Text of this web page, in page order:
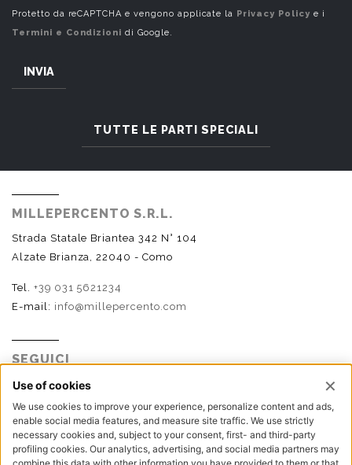
Protetto da reCAPTCHA e vengono applicate la Privacy Policy e i
Termini e Condizioni di Google.
INVIA
TUTTE LE PARTI SPECIALI
MILLEPERCENTO S.R.L.
Strada Statale Briantea 342 N° 104
Alzate Brianza, 22040 - Como
Tel. +39 031 5621234
E-mail: info@millepercento.com
SEGUICI